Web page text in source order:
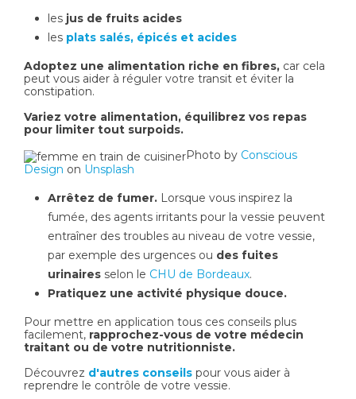
les jus de fruits acides
les plats salés, épicés et acides
Adoptez une alimentation riche en fibres, car cela
peut vous aider à réguler votre transit et éviter la
constipation.
Variez votre alimentation, équilibrez vos repas
pour limiter tout surpoids.
Photo by Conscious
Design on Unsplash
Arrêtez de fumer. Lorsque vous inspirez la
fumée, des agents irritants pour la vessie peuvent
entraîner des troubles au niveau de votre vessie,
par exemple des urgences ou des fuites
urinaires selon le CHU de Bordeaux.
Pratiquez une activité physique douce.
Pour mettre en application tous ces conseils plus
facilement, rapprochez-vous de votre médecin
traitant ou de votre nutritionniste.
Découvrez d'autres conseils pour vous aider à
reprendre le contrôle de votre vessie.